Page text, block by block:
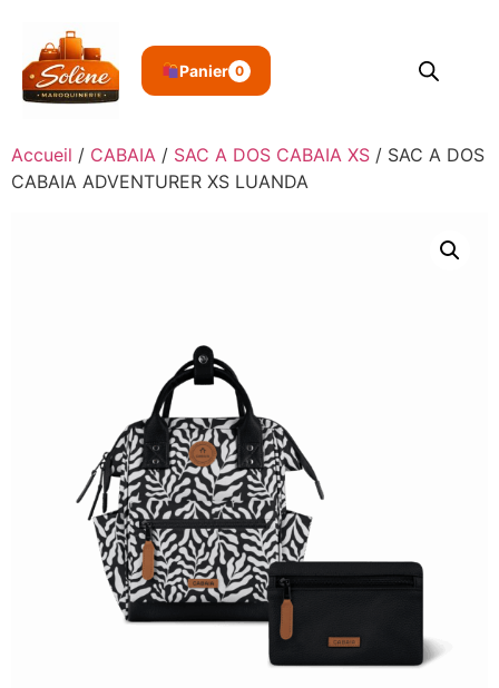
Panier 0
Accueil / CABAIA / SAC A DOS CABAIA XS / SAC A DOS
CABAIA ADVENTURER XS LUANDA